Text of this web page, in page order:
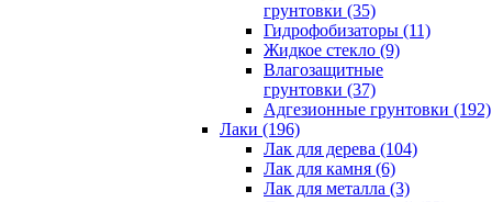
грунтовки (35)
Гидрофобизаторы (11)
Жидкое стекло (9)
Влагозащитные
грунтовки (37)
Адгезионные грунтовки (192)
Лаки (196)
Лак для дерева (104)
Лак для камня (6)
Лак для металла (3)